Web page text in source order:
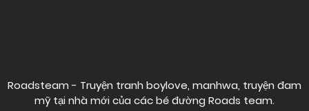
Roadsteam - Truyện tranh boylove, manhwa, truyện đam
mỹ tại nhà mới của các bé đường Roads team.